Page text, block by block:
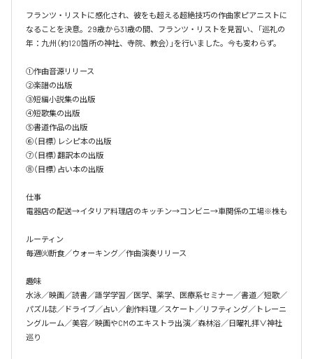
フランツ・リストに感化され、彼をも超える超絶技巧の作曲家ピアニストに
なることを決意。29歳から31歳の間、フランツ・リストを見習い、「巡礼の
年：九州（約120箇所の神社、寺院、教会）」を行いました。今も変わらず。
①作曲音源リリース
②楽譜の出版
③短編小説集の出版
④短歌集の出版
⑤書道作品の出版
⑥（目標）レシピ本の出版
⑦（目標）翻訳本の出版
⑧（目標）占い本の出版
仕事
電器店の配送→イタリア料理店のキッチン→コンビニ→車関係の工場※株も
ルーティン
毎週㈫断食／ウォーキング／作曲演奏リリース
趣味
水泳／映画／読書／語学学習／医学、薬学、医療系セミナー／書道／短歌／
パズル誌／ドライブ／占い／創作料理／スケート／リフティング／トレーニ
ングルーム／美容／映画やCMのエキストラ出演／森林浴／日曜礼拝∨神社
巡り